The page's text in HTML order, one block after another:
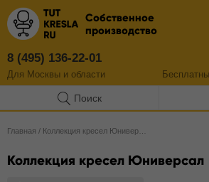
Собственное
производство
8 (495) 136-22-01
Для Москвы и области
Поиск
Главная /
Коллекция кресел Юниверсал